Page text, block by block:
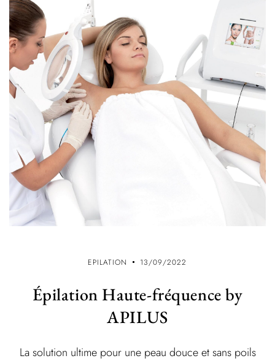
EPILATION 13/09/2022
Épilation Haute-fréquence by
APILUS
La solution ultime pour une peau douce et sans poils